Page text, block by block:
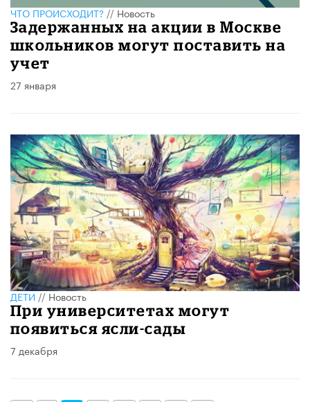
ЧТО ПРОИСХОДИТ?//Новость
Задержанных на акции в Москве
школьников могут поставить на
учет
27 января
ДЕТИ//Новость
При университетах могут
появиться ясли-сады
7 декабря